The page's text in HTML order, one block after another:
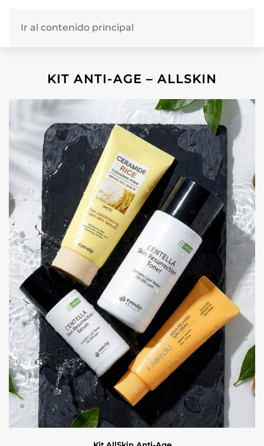
Ir al contenido principal
KIT ANTI-AGE – ALLSKIN